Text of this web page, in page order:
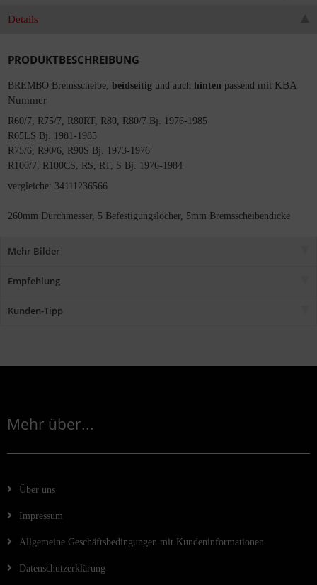
Details
PRODUKTBESCHREIBUNG
BREMBO Bremsscheibe, beidseitig und auch hinten passend mit KBA
Nummer
R60/7, R75/7, R80RT, R80, R80/7 Bj. 1976-1985
R65LS Bj. 1981-1985
R75/6, R90/6, R90S Bj. 1973-1976
R100/7, R100CS, RS, RT, S Bj. 1976-1984
vergleiche: 34111236566
260mm Durchmesser, 5 Befestigungslöcher, 5mm Bremsscheibendicke
Mehr Bilder
Empfehlung
Kunden-Tipp
Mehr über...
Über uns
Impressum
Allgemeine Geschäftsbedingungen mit Kundeninformationen
Datenschutzerklärung